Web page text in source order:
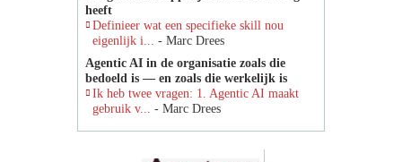
heeft
Definieer wat een specifieke skill nou
eigenlijk i... - Marc Drees
Agentic AI in de organisatie zoals die
bedoeld is — en zoals die werkelijk is
Ik heb twee vragen: 1. Agentic AI maakt
gebruik v... - Marc Drees